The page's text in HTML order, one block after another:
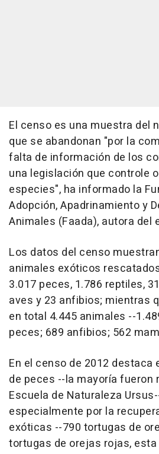
El censo es una muestra del
que se abandonan "por la
falta de información de los
una legislación que controle
especies", ha informado la
Adopción, Apadrinamiento y
Animales (Faada), autora del
Los datos del censo
animales exóticos
3.017 peces, 1.786 reptiles,
aves y 23 anfibios; mientras
en total 4.445 animales --
peces; 689 anfibios; 562
En el censo de 2012 destaca
de peces --la mayoría fueron
Escuela de Naturaleza
especialmente por la
exóticas --790 tortugas de
tortugas de orejas rojas,